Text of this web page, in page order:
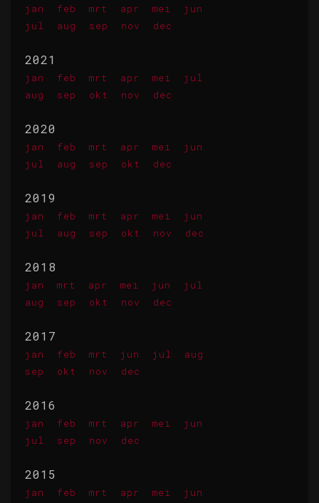
jan feb mrt apr mei
jun
jul
aug sep nov dec
2021
jan feb mrt apr mei
jul
aug
sep okt nov dec
2020
jan feb mrt apr mei
jun
jul
aug sep okt dec
2019
jan feb mrt apr mei
jun
jul
aug sep okt nov dec
2018
jan mrt apr mei jun
jul
aug
sep okt nov dec
2017
jan feb mrt jun jul
aug
sep
okt nov dec
2016
jan feb mrt apr mei
jun
jul
sep nov dec
2015
jan feb mrt apr mei jun